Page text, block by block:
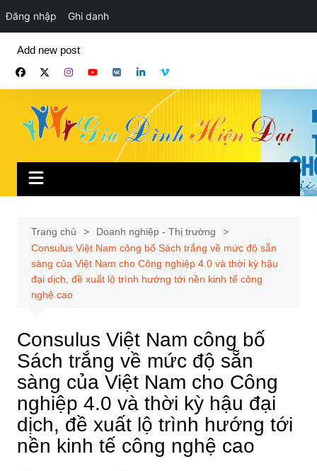
Đăng nhập Ghi danh
phần
Add new post
Trang chủ
Doanh nghiệp - Thị trường
Consulus Việt Nam công bố Sách trắng về mức độ sẵn
sàng của Việt Nam cho Công nghiệp 4.0 và thời kỳ hậu
đại dịch, đề xuất lộ trình hướng tới nền kinh tế công
nghệ cao
Consulus Việt Nam công bố
Sách trắng về mức độ sẵn
sàng của Việt Nam cho Công
nghiệp 4.0 và thời kỳ hậu đại
dịch, đề xuất lộ trình hướng tới
nền kinh tế công nghệ cao